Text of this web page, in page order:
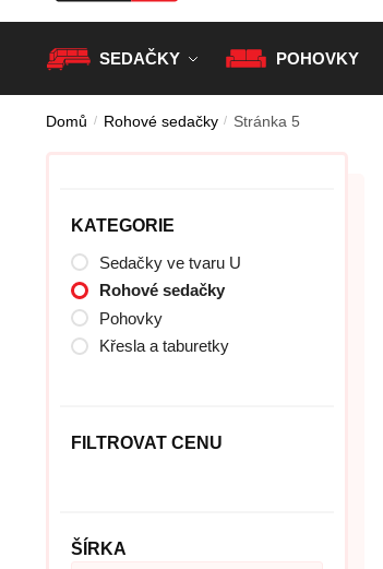
SEDAČKY POHOVKY
Domů / Rohové sedačky / Stránka 5
KATEGORIE
Sedačky ve tvaru U
Rohové sedačky
Pohovky
Křesla a taburetky
FILTROVAT CENU
ŠÍRKA